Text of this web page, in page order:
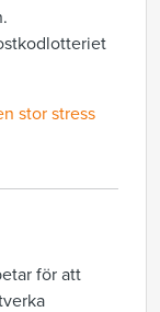
stor stress
för att